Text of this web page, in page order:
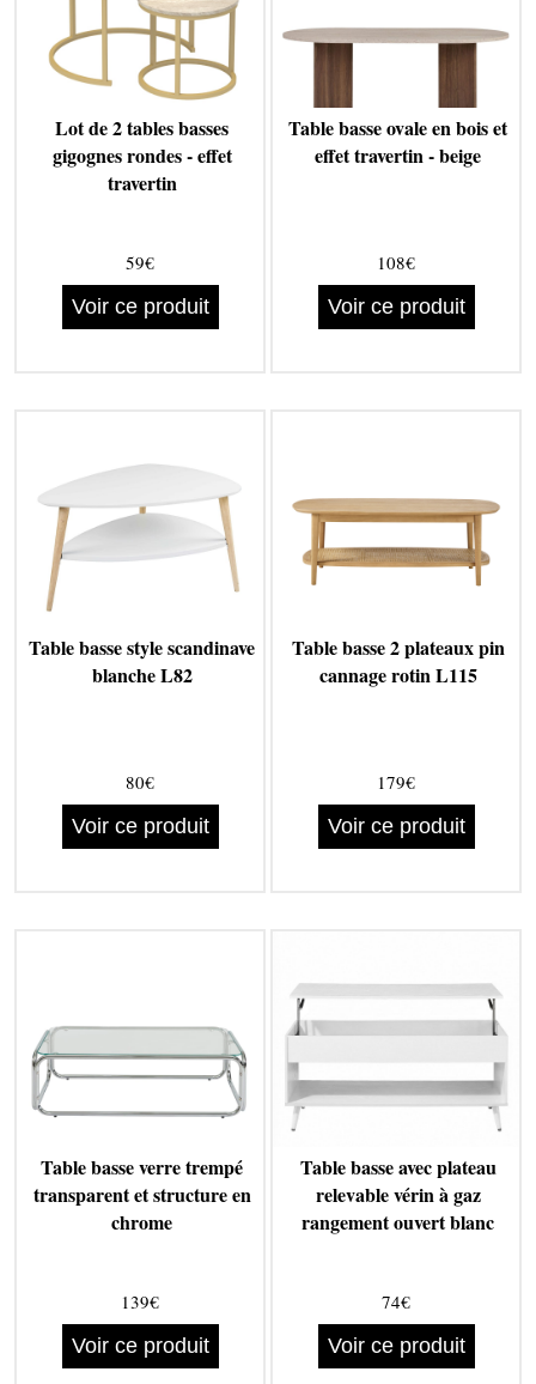
Lot de 2 tables basses
gigognes rondes - effet
travertin
59€
Voir ce produit
Table basse ovale en bois et
effet travertin - beige
108€
Voir ce produit
Table basse style scandinave
blanche L82
80€
Voir ce produit
Table basse 2 plateaux pin
cannage rotin L115
179€
Voir ce produit
Table basse verre trempé
transparent et structure en
chrome
139€
Voir ce produit
Table basse avec plateau
relevable vérin à gaz
rangement ouvert blanc
74€
Voir ce produit